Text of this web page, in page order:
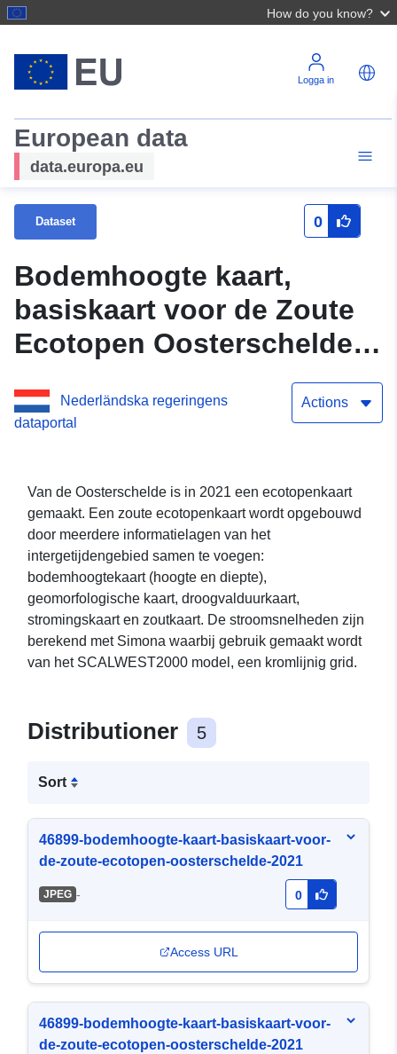
How do you know?
Logga in
European data
data.europa.eu
Dataset 0
Bodemhoogte kaart,
basiskaart voor de Zoute
Ecotopen Oosterschelde
Nederländska regeringens
dataportal
Actions
Van de Oosterschelde is in 2021 een ecotopenkaart
gemaakt. Een zoute ecotopenkaart wordt opgebouwd
door meerdere informatielagen van het
intergetijdengebied samen te voegen:
bodemhoogtekaart (hoogte en diepte),
geomorfologische kaart, droogvalduurkaart,
stromingskaart en zoutkaart. De stroomsnelheden zijn
berekend met Simona waarbij gebruik gemaakt wordt
van het SCALWEST2000 model, een kromlijnig grid.
Distributioner 5
Sort
46899-bodemhoogte-kaart-basiskaart-voor-
de-zoute-ecotopen-oosterschelde-2021
JPEG - 0
Access URL
46899-bodemhoogte-kaart-basiskaart-voor-
de-zoute-ecotopen-oosterschelde-2021